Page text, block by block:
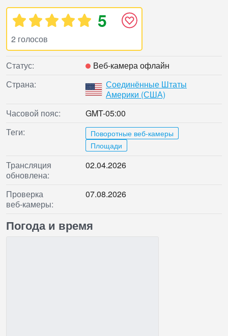
5
2 голосов
Статус:
Веб‑камера офлайн
Страна:
Соединённые Штаты
Америки (США)
Часовой пояс:
GMT-05:00
Теги:
Поворотные веб-камеры
Площади
Трансляция
обновлена:
02.04.2026
Проверка
веб‑камеры:
07.08.2026
Погода и время